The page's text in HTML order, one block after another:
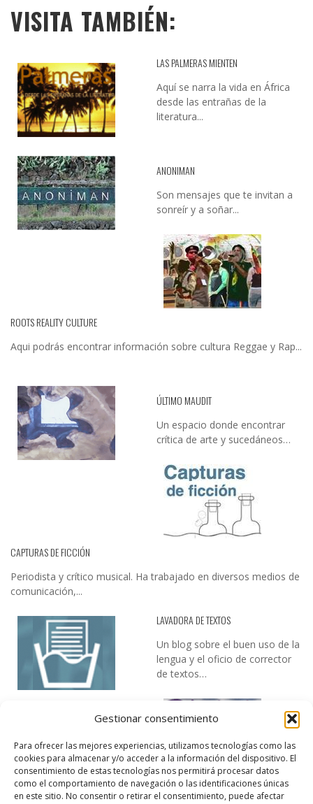
Gestionar consentimiento
Para ofrecer las mejores experiencias, utilizamos tecnologías como las
cookies para almacenar y/o acceder a la información del dispositivo. El
consentimiento de estas tecnologías nos permitirá procesar datos
como el comportamiento de navegación o las identificaciones únicas
en este sitio. No consentir o retirar el consentimiento, puede afectar
VISITA TAMBIÉN:
LAS PALMERAS MIENTEN
Aquí se narra la vida en África
desde las entrañas de la
literatura...
ANONIMAN
Son mensajes que te invitan a
sonreír y a soñar...
ROOTS REALITY CULTURE
Aqui podrás encontrar información sobre cultura Reggae y Rap...
ÚLTIMO MAUDIT
Un espacio donde encontrar
crítica de arte y sucedáneos…
CAPTURAS DE FICCIÓN
Periodista y crítico musical. Ha trabajado en diversos medios de
comunicación,...
LAVADORA DE TEXTOS
Un blog sobre el buen uso de la
lengua y el oficio de corrector
de textos…
DESIREE MARTÍN